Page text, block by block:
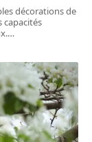
décorations de
capacités
…